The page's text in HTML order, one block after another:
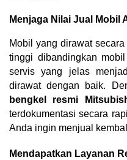
Menjaga Nilai Jual Mobil
Mobil yang dirawat
tinggi dibandingkan
servis yang jelas
bengkel resmi
terdokumentasi secara
Anda ingin menjual
Mendapatkan Layanan